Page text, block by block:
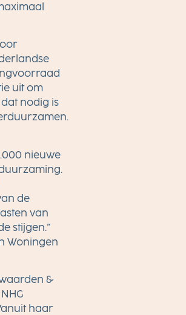
uit om
nodig is
nieuwe
de
van
stijgen.”
Woningen
&
haar